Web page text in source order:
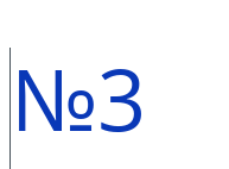
№3